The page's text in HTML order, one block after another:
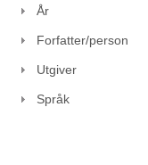
År
Forfatter/person
Utgiver
Språk